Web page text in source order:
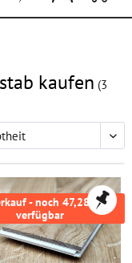
kaufen (3
- noch 47,28m²
verfügbar